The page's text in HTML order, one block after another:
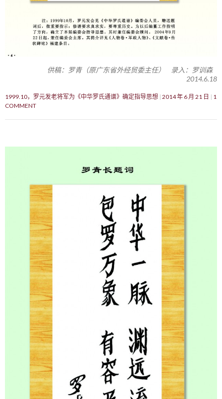
供稿：罗青（原广东省外经贸委主任） 录入：罗训森
2014.6.18
1999.10，罗元发老将军为《中华罗氏通谱》确定指导思想 2014 年 6 月 21 日
1
COMMENT